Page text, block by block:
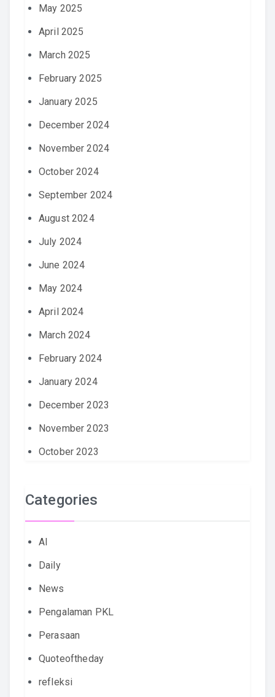
May 2025
April 2025
March 2025
February 2025
January 2025
December 2024
November 2024
October 2024
September 2024
August 2024
July 2024
June 2024
May 2024
April 2024
March 2024
February 2024
January 2024
December 2023
November 2023
October 2023
Categories
AI
Daily
News
Pengalaman PKL
Perasaan
Quoteoftheday
refleksi